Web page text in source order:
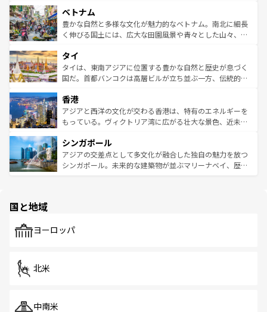
参照してほしい。
容にもいいと評判のスイーツなど、バラエティ豊かな料理
が味わえる。 なお、新着の台湾情報は コンテンツ一覧を参
照してほしい。
き、地方に足を延ばせば四季折々の自然美を楽しむことが
できる。そして、キムチや焼肉、絶品のストリートフード
まで、さまざまな韓国料理が待っている。夜には、韓国な
リティに包まれながら、韓国の多彩な魅力を心ゆくまで味
わってみてほしい。 なお、新着の韓国情報はコンテンツ一
覧を参照してほしい。
ベトナム
豊かな自然と多様な文化が魅力的なベトナム。南北に細長
く伸びる国土には、広大な田園風景や青々とした山々、世
急速な発展と共に伝統が息づく。ハノイの古い町並みやホ
ーチミン市のフランス統治時代の建物も、独特の雰囲気を
醸し出している。また、バラエティの豊かさとおいしさで
とつ。フォーやバインミー、ベトナムコーヒーなどは、ぜ
ひ現地で味わいたい。どの地域を訪れてもあたたかい人々
が旅行者を迎えてくれるので、きっと忘れられない旅にな
参照してほしい。
タイ
タイは、東南アジアに位置する豊かな自然と歴史が息づく
国だ。首都バンコクは高層ビルが立ち並ぶ一方、伝統的な
の活気が交差している。北部ではチェンマイなどの山岳地
帯で自然と触れ合い、南部ではプーケットやクラビの美し
いビーチでリゾート気分を楽しむことができる。タイ料理
激する。気候は一年中温暖で、どの季節にも異なる楽しみ
が待っている。親しみやすいタイの人々、仏教を中心とし
た文化、そして多様な観光資源が、訪れる旅人を魅了し続
香港
アジアと西洋の文化が交わる香港は、特有のエネルギーを
もっている。ヴィクトリア湾に広がる壮大な景色、近未来
み、どこを訪れても感動するはず。観光スポットが密集し
ており、効率よく見どころを回れるのも魅力。息をのむよ
うな絶景から文化的な体験まで、香港を存分に楽しみ尽く
シンガポール
アジアの交差点として多文化が融合した独自の魅力を放つ
シンガポール。未来的な建築物が並ぶマリーナベイ、歴史
で、ホーカーズは地元の風情を楽しめる外せないスポット
国と地域
ヨーロッパ
北米
中南米